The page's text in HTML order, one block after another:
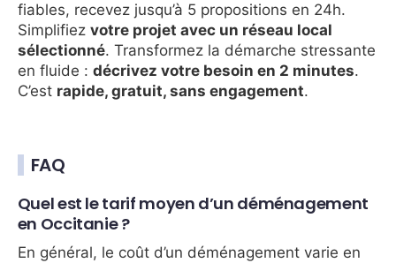
fiables, recevez jusqu’à 5 propositions en 24h.
Simplifiez votre projet avec un réseau local
sélectionné. Transformez la démarche stressante
en fluide : décrivez votre besoin en 2 minutes.
C’est rapide, gratuit, sans engagement.
FAQ
Quel est le tarif moyen d’un déménagement
en Occitanie ?
En général, le coût d’un déménagement varie en